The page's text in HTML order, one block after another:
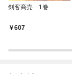
剣客商売 1巻
607